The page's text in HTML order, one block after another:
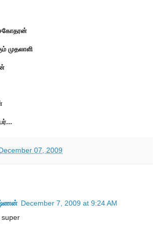
முதலாளி
07, 2009
December 7, 2009 at 9:24 AM
super